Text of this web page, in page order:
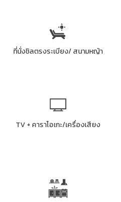
ที่นั่งชิลตรงระเบียง/ สนามหญ้า
TV + คาราโอเกะ/เครื่องเสียง